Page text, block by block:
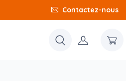
Contactez-nous